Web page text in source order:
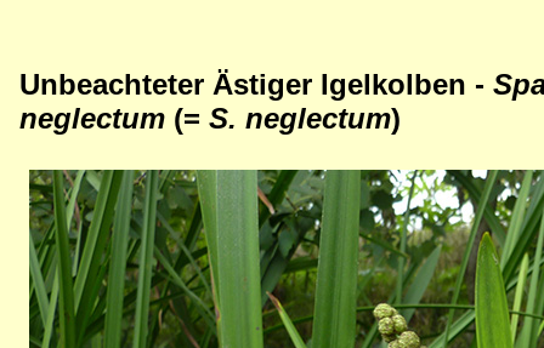
Unbeachteter Ästiger Igelkolben -
neglectum (= S. neglectum)
Bild